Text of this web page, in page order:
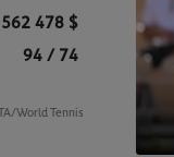
478 $
94 / 74
World Tennis